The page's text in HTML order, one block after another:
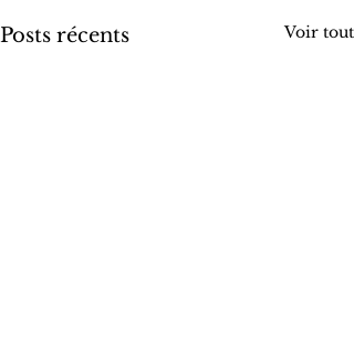
Posts récents Voir tout